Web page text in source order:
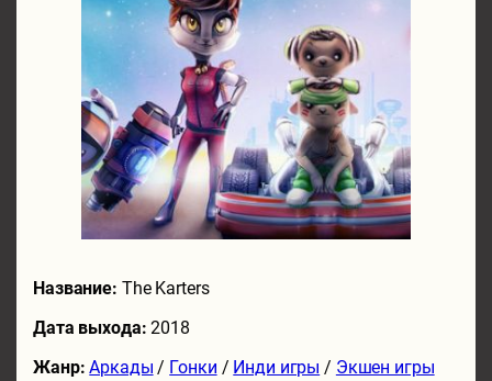
Название: The Karters
Дата выхода:2018
Жанр: Аркады / Гонки / Инди игры / Экшен игры